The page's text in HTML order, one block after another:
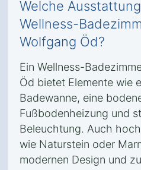
Welche
Wellness-
Wolfgang Öd?
Ein Wellness-
Öd bietet Elemente wie
Badewanne, eine
Fußbodenheizung und
Beleuchtung. Auch
wie Naturstein oder
modernen Design und